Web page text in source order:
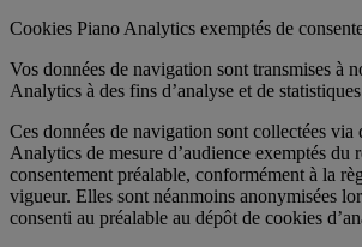
Cookies Piano Analytics exemptés de
Vos données de navigation sont transmises à
Analytics à des fins d’analyse et de
Ces données de navigation sont collectées via
Analytics de mesure d’audience exemptés du
consentement préalable, conformément à la
vigueur. Elles sont néanmoins anonymisées
consenti au préalable au dépôt de cookies